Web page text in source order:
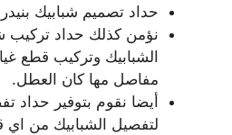
حداد تصميم شبابيك
نؤمن كذلك حداد تركيب
الشبابيك وتركيب قطع
مفاصل مها كان العطل.
أيضا نقوم بتوفير حداد
لتفصيل الشبابيك من